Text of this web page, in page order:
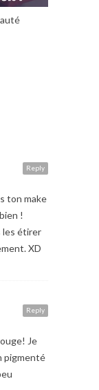
Reply
ton make
!
les étirer
XD
Reply
Je
pigmenté